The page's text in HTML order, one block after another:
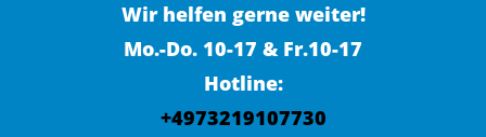
Wir helfen gerne weiter!
Mo.-Do. 10-17 & Fr.10-17
Hotline:
+4973219107730